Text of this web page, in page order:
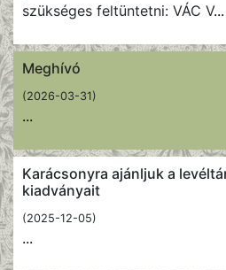
szükséges feltüntetni: VÁC V...
Meghívó
(2026-03-31)
...
Karácsonyra ajánljuk a
kiadványait
(2025-12-05)
...